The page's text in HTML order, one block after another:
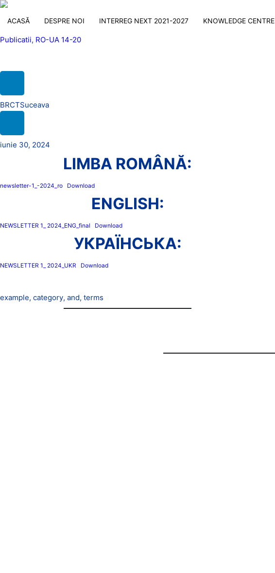
ACASĂ DESPRE NOI INTERREG NEXT 2021-2027 KNOWLEDGE CENTRE
Publicatii, RO-UA 14-20
BRCTSuceava
iunie 30, 2024
LIMBA ROMÂNĂ:
newsletter-1_-2024_ro Download
ENGLISH:
NEWSLETTER 1_ 2024_ENG_final Download
УКРАЇНСЬКА:
NEWSLETTER 1_ 2024_UKR Download
example, category, and, terms